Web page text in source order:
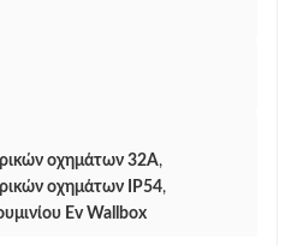
οχημάτων 32A,
οχημάτων IP54,
Ev Wallbox